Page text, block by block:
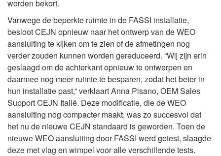
worden bekort.
Vanwege de beperkte ruimte in de FASSI installatie,
besloot CEJN opnieuw naar het ontwerp van de WEO
aansluiting te kijken om te zien of de afmetingen nog
verder zouden kunnen worden gereduceerd. “Wij zijn erin
geslaagd om de achterkant opnieuw te ontwerpen en
daarmee nog meer ruimte te besparen, zodat het beter in
hun installatie past,” verklaart Anna Pisano, OEM Sales
Support CEJN Italië. Deze modificatie, die de WEO
aansluiting nog compacter maakt, was zo succesvol dat
het nu de nieuwe CEJN standaard is geworden. Toen de
nieuwe WEO aansluiting door FASSI werd getest, slaagde
deze met vlag en wimpel voor alle verschillende tests.